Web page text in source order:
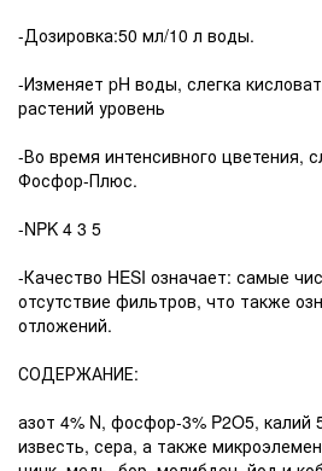
-Дозировка:50 мл/10 л воды.
-Изменяет pH воды, слегка
растений уровень
-Во время интенсивного цветения,
Фосфор-Плюс.
-NPK 4 3 5
-Качество HESI означает: самые
отсутствие фильтров, что также
отложений.
СОДЕРЖАНИЕ:
азот 4% N, фосфор-3% P2O5, калий
известь, сера, а также